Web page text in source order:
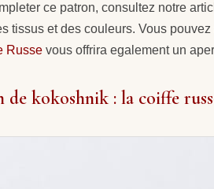
ce patron, consultez notre
tissus et des couleurs. Vous
Russe vous offrira egalement un
de kokoshnik : la coiffe